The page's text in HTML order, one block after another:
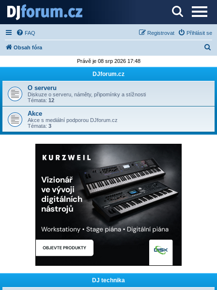
Server o DJ technice a DJingu
FAQ Přihlásit se
Registrovat
Obsah fóra
d
t
Právě je 08 srp 2026 17:48
DJforum.cz
O serveru
Diskuze o serveru, náměty, připomínky a stížnosti
Témata: 12
Akce
Akce s mediální podporou DJforum.cz
Témata: 3
DJ technika